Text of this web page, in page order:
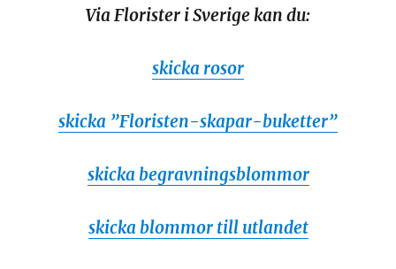
Via Florister i Sverige kan du:
skicka rosor
skicka ”Floristen-skapar-buketter”
skicka begravningsblommor
skicka blommor till utlandet